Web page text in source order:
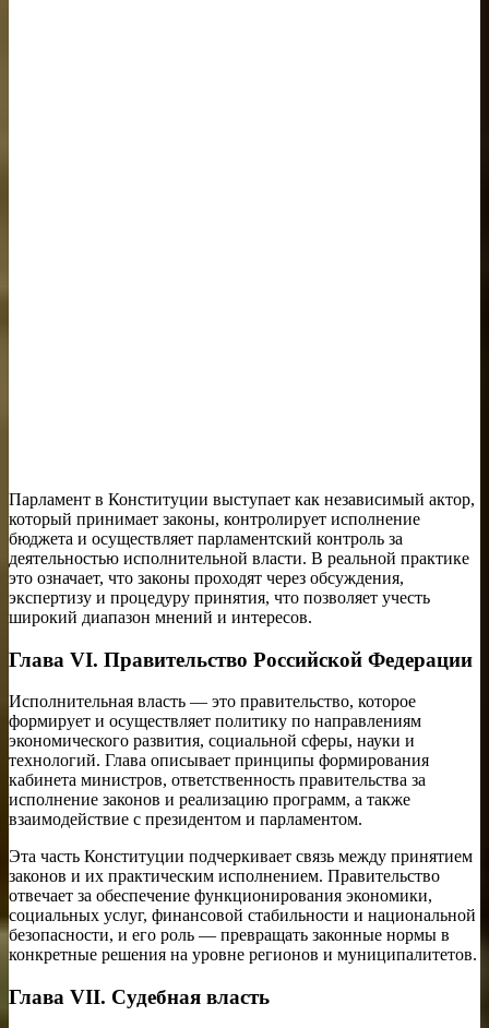
Парламент в Конституции выступает как независимый актор,
который принимает законы, контролирует исполнение
бюджета и осуществляет парламентский контроль за
деятельностью исполнительной власти. В реальной практике
это означает, что законы проходят через обсуждения,
экспертизу и процедуру принятия, что позволяет учесть
широкий диапазон мнений и интересов.
Глава VI. Правительство Российской Федерации
Исполнительная власть — это правительство, которое
формирует и осуществляет политику по направлениям
экономического развития, социальной сферы, науки и
технологий. Глава описывает принципы формирования
кабинета министров, ответственность правительства за
исполнение законов и реализацию программ, а также
взаимодействие с президентом и парламентом.
Эта часть Конституции подчеркивает связь между принятием
законов и их практическим исполнением. Правительство
отвечает за обеспечение функционирования экономики,
социальных услуг, финансовой стабильности и национальной
безопасности, и его роль — превращать законные нормы в
конкретные решения на уровне регионов и муниципалитетов.
Глава VII. Судебная власть